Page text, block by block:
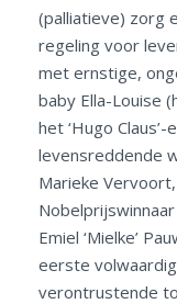
(palliatieve) zorg
regeling voor
met ernstige,
baby Ella-Louise
het ‘Hugo
levensreddende
Marieke
Emiel ‘Mielke’
eerste
verontrustende